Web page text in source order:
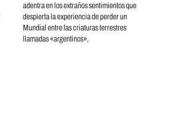
adentra en los extraños sentimientos que
despierta la experiencia de perder un
Mundial entre las criaturas terrestres
llamadas «argentinos»,